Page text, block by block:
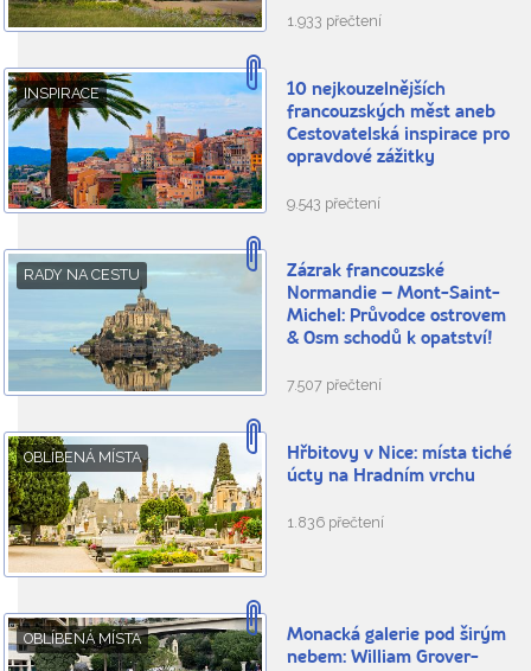
1.933 přečtení
INSPIRACE
10 nejkouzelnějších
francouzských měst aneb
Cestovatelská inspirace pro
opravdové zážitky
9.543 přečtení
RADY NA CESTU
Zázrak francouzské
Normandie – Mont-Saint-
Michel: Průvodce ostrovem
& Osm schodů k opatství!
7.507 přečtení
OBLÍBENÁ MÍSTA
Hřbitovy v Nice: místa tiché
úcty na Hradním vrchu
1.836 přečtení
OBLÍBENÁ MÍSTA
Monacká galerie pod širým
nebem: William Grover-